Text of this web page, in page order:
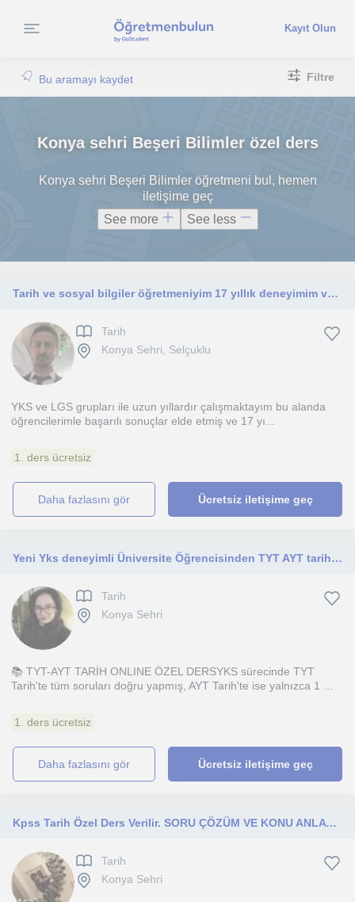
Kayıt Olun
Bu aramayı kaydet Filtre
Konya sehri Beşeri Bilimler özel ders
Konya sehri Beşeri Bilimler öğretmeni bul, hemen
iletişime geç
See more
See less
Tarih ve sosyal bilgiler öğretmeniyim 17 yıllık deneyimim var İlber ortaylı ile çalıştım YKS ve LGS grupları ile çalışmaktayım
Tarih
Konya Sehri, Selçuklu
YKS ve LGS grupları ile uzun yıllardır çalışmaktayım bu alanda
öğrencilerimle başarılı sonuçlar elde etmiş ve 17 yı...
1. ders ücretsiz
daha fazlasını gör Ücretsiz iletişime geç
Yeni Yks deneyimli Üniversite Öğrencisinden TYT AYT tarih özel dersi
Tarih
Konya Sehri
📚 TYT-AYT TARİH ONLINE ÖZEL DERSYKS sürecinde TYT
Tarih'te tüm soruları doğru yapmış, AYT Tarih'te ise yalnızca 1 ...
1. ders ücretsiz
daha fazlasını gör Ücretsiz iletişime geç
Kpss Tarih Özel Ders Verilir. SORU ÇÖZÜM VE KONU ANLATIMI
Tarih
Konya Sehri